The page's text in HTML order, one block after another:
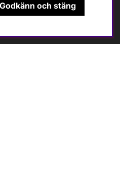
Godkänn och stäng